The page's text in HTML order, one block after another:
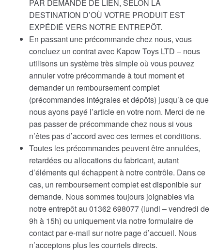
PAR DEMANDE DE LIEN, SELON LA
DESTINATION D’OÙ VOTRE PRODUIT EST
EXPÉDIÉ VERS NOTRE ENTREPÔT.
En passant une précommande chez nous, vous
concluez un contrat avec Kapow Toys LTD – nous
utilisons un système très simple où vous pouvez
annuler votre précommande à tout moment et
demander un remboursement complet
(précommandes intégrales et dépôts) jusqu’à ce que
nous ayons payé l’article en votre nom. Merci de ne
pas passer de précommande chez nous si vous
n’êtes pas d’accord avec ces termes et conditions.
Toutes les précommandes peuvent être annulées,
retardées ou allocations du fabricant, autant
d’éléments qui échappent à notre contrôle. Dans ce
cas, un remboursement complet est disponible sur
demande. Nous sommes toujours joignables via
notre entrepôt au 01362 698077 (lundi – vendredi de
9h à 15h) ou uniquement via notre formulaire de
contact par e-mail sur notre page d’accueil. Nous
n’acceptons plus les courriels directs.